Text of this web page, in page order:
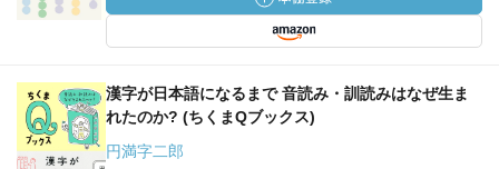
漢字が日本語になるまで 音読み・訓読みはなぜ生ま
れたのか? (ちくまQブックス)
円満字二郎